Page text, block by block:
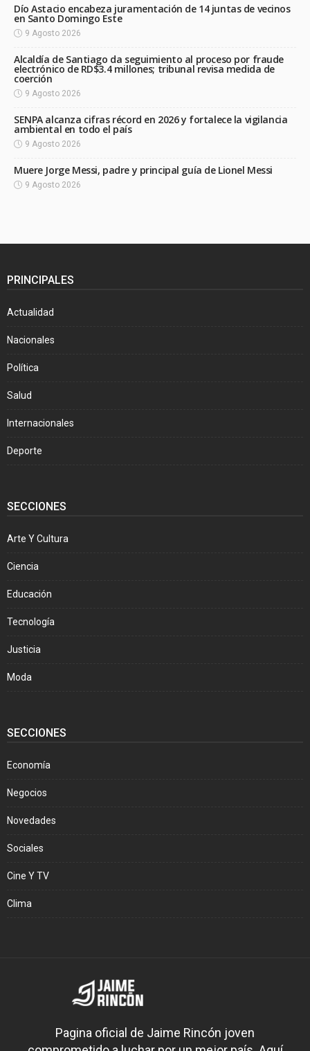
Dío Astacio encabeza juramentación de 14 juntas de vecinos
en Santo Domingo Este
9 Agosto 2026
Alcaldía de Santiago da seguimiento al proceso por fraude
electrónico de RD$3.4 millones; tribunal revisa medida de
coerción
9 Agosto 2026
SENPA alcanza cifras récord en 2026 y fortalece la vigilancia
ambiental en todo el país
9 Agosto 2026
Muere Jorge Messi, padre y principal guía de Lionel Messi
9 Agosto 2026
PRINCIPALES
Actualidad
Nacionales
Política
Salud
Internacionales
Deporte
SECCIONES
Arte Y Cultura
Ciencia
Educación
Tecnología
Justicia
Moda
SECCIONES
Economía
Negocios
Novedades
Sociales
Cine Y TV
Clima
Pagina oficial de Jaime Rincón joven